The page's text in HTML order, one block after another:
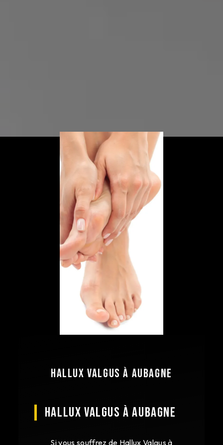
Hallux valgus à Aubagne
HALLUX VALGUS À AUBAGNE
Si vous souffrez de Hallux Valgus à